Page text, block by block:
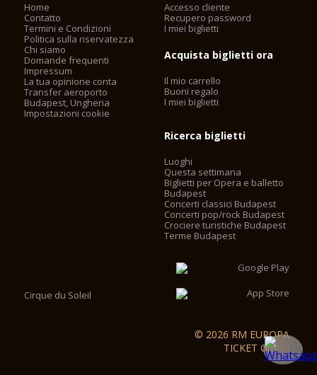
Home
Contatto
Termini e Condizioni
Politica sulla riservatezza
Chi siamo
Domande frequenti
Impressum
La tua opinione conta
Transfer aeroporto
Budapest, Ungheria
Impostazioni cookie
Accesso cliente
Recupero password
I miei biglietti
Acquista biglietti ora
Il mio carrello
Buoni regalo
I miei biglietti
Ricerca biglietti
Luoghi
Questa settimana
Biglietti per Opera e balletto
Budapest
Concerti classici Budapest
Concerti pop/rock Budapest
Crociere turistiche Budapest
Terme Budapest
Cirque du Soleil
© 2026 RM EUROPA
TICKET GmbH